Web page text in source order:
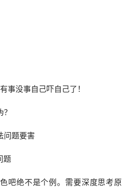
事没事自己吓自己了！
问题要害
题
吧绝不是个例。需要深度思考原